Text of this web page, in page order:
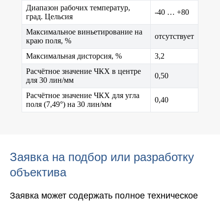
Диапазон рабочих температур,
град. Цельсия
-40 … +80
Максимальное виньетирование на
краю поля, %
отсутствует
Максимальная дисторсия, %
3,2
Расчётное значение ЧКХ в центре
для 30 лин/мм
0,50
Расчётное значение ЧКХ для угла
поля (7,49°) на 30 лин/мм
0,40
Заявка на подбор или разработку
объектива
Заявка может содержать полное техническое